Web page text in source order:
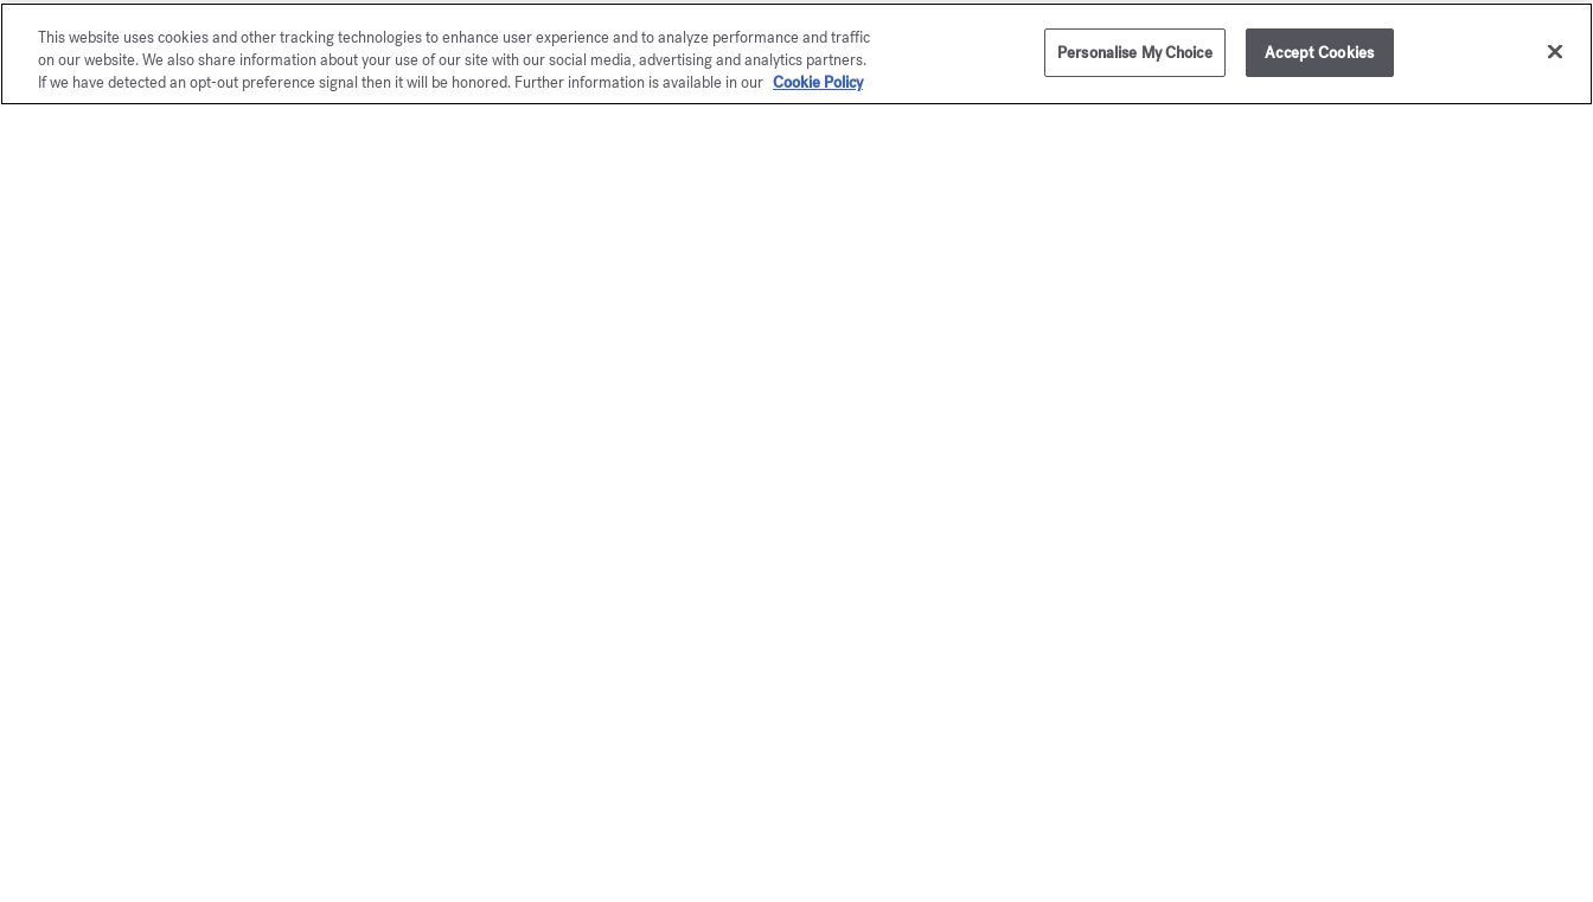
This website uses cookies and other tracking technologies to enhance user experience and to analyze performance and traffic
on our website. We also share information about your use of our site with our social media, advertising and analytics partners.
If we have detected an opt-out preference signal then it will be honored. Further information is available in our Cookie Policy
Personalise My Choice Accept Cookies